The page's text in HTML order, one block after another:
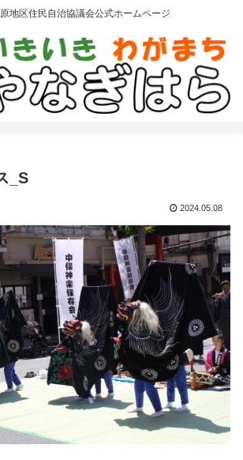
地区住民自治協議会公式ホームページ
_S
2024.05.08